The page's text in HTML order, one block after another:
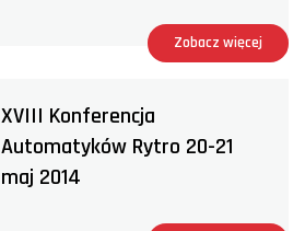
Zobacz więcej
XVIII Konferencja
Automatyków Rytro 20-21
maj 2014